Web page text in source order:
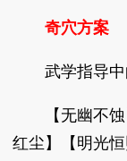
奇穴方案
武学指导中
【无幽不蚀
红尘】【明光